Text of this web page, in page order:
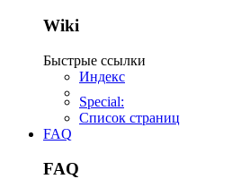
Wiki
Быстрые ссылки
Индекс
Special:
Список страниц
FAQ
FAQ